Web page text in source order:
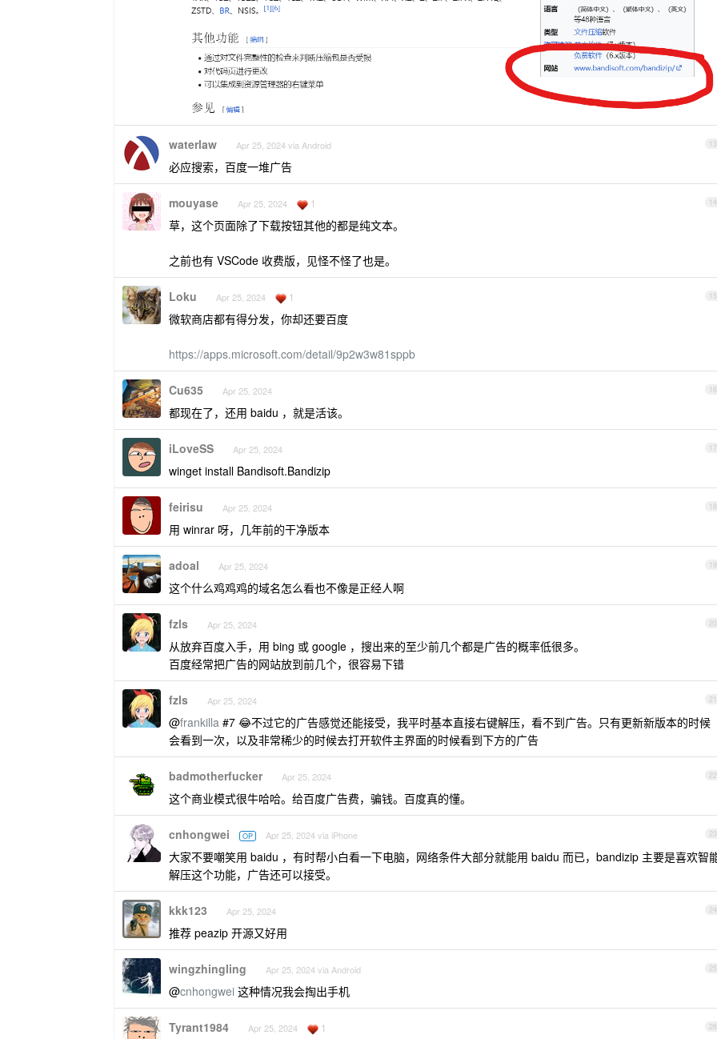
13
waterlaw Apr 25, 2024 via Android
必应搜索，百度一堆广告
14
mouyase Apr 25, 2024 1
草，这个页面除了下载按钮其他的都是纯文本。
之前也有 VSCode 收费版，见怪不怪了也是。
15
Loku Apr 25, 2024 1
微软商店都有得分发，你却还要百度
https://apps.microsoft.com/detail/9p2w3w81sppb
16
Cu635 Apr 25, 2024
都现在了，还用 baidu ，就是活该。
17
iLoveSS Apr 25, 2024
winget install Bandisoft.Bandizip
18
feirisu Apr 25, 2024
用 winrar 呀，几年前的干净版本
19
adoal Apr 25, 2024
这个什么鸡鸡鸡的域名怎么看也不像是正经人啊
20
fzls Apr 25, 2024
从放弃百度入手，用 bing 或 google ，搜出来的至少前几个都是广告的概率低很多。
百度经常把广告的网站放到前几个，很容易下错
21
fzls Apr 25, 2024
@frankilla #7 😂不过它的广告感觉还能接受，我平时基本直接右键解压，看不到广告。只有更新新版本的时候
会看到一次，以及非常稀少的时候去打开软件主界面的时候看到下方的广告
22
badmotherfucker Apr 25, 2024
这个商业模式很牛哈哈。给百度广告费，骗钱。百度真的懂。
23
cnhongwei OP Apr 25, 2024 via iPhone
大家不要嘲笑用 baidu ，有时帮小白看一下电脑，网络条件大部分就能用 baidu 而已，bandizip 主要是喜欢智
解压这个功能，广告还可以接受。
24
kkk123 Apr 25, 2024
推荐 peazip 开源又好用
25
wingzhingling Apr 25, 2024 via Android
@cnhongwei 这种情况我会掏出手机
26
Tyrant1984 Apr 25, 2024 1